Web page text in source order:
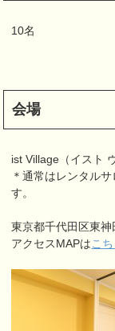
10名
会場
ist Village（イスト
＊通常はレンタル
す。
東京都千代田区東
アクセスMAPはこち